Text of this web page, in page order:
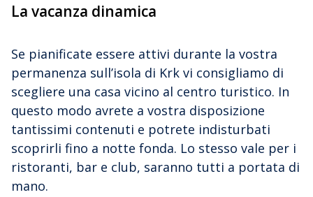
La vacanza dinamica
Se pianificate essere attivi durante la vostra
permanenza sull’isola di Krk vi consigliamo di
scegliere una casa vicino al centro turistico. In
questo modo avrete a vostra disposizione
tantissimi contenuti e potrete indisturbati
scoprirli fino a notte fonda. Lo stesso vale per i
ristoranti, bar e club, saranno tutti a portata di
mano.